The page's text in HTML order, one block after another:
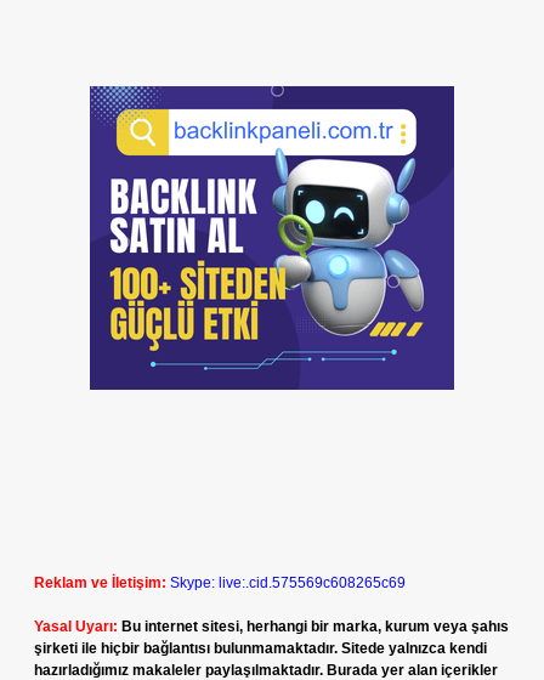
Reklam ve İletişim: Skype: live:.cid.575569c608265c69
Yasal Uyarı: Bu internet sitesi, herhangi bir marka, kurum veya şahıs
şirketi ile hiçbir bağlantısı bulunmamaktadır. Sitede yalnızca kendi
hazırladığımız makaleler paylaşılmaktadır. Burada yer alan içerikler